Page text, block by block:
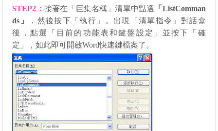
STEP2 ： 接著在「巨集名稱」清單中點選 「 ListComman
ds 」
，然後按下「執行」。出現「清單指令」對話盒
後，點選「目前的功能表和鍵盤設定」並按下「確
定」，如此即可開啟Word快速鍵檔案了。